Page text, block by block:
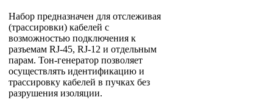
Набор предназначен для отслеживая
(трассировки) кабелей с
возможностью подключения к
разъемам RJ-45, RJ-12 и отдельным
парам. Тон-генератор позволяет
осуществлять идентификацию и
трассировку кабелей в пучках без
разрушения изоляции.